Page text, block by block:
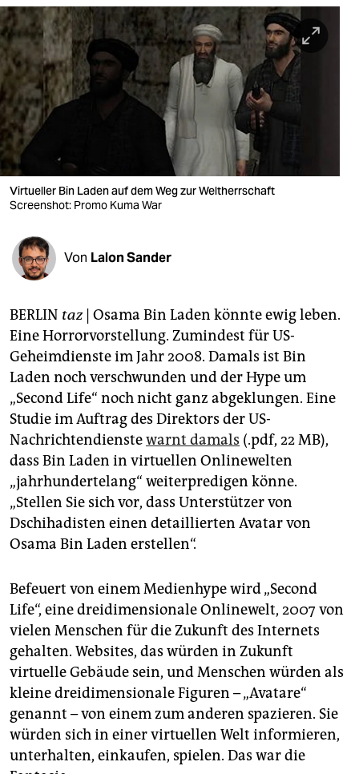
berlin
nord
wahrheit
verlag
verlag
veranstaltungen
fragen & hilfe
unterstützen
abo
genossenschaft
epaper login
Virtueller Bin Laden auf dem Weg zur Weltherrschaft
Screenshot: Promo Kuma War
Von Lalon Sander
BERLIN taz| Osama Bin Laden könnte ewig leben.
Eine Horrorvorstellung. Zumindest für US-
Geheimdienste im Jahr 2008. Damals ist Bin
Laden noch verschwunden und der Hype um
„Second Life“ noch nicht ganz abgeklungen. Eine
Studie im Auftrag des Direktors der US-
Nachrichtendienstewarnt damals (.pdf, 22 MB),
dass Bin Laden in virtuellen Onlinewelten
„jahrhundertelang“ weiterpredigen könne.
„Stellen Sie sich vor, dass Unterstützer von
Dschihadisten einen detaillierten Avatar von
Osama Bin Laden erstellen“.
Befeuert von einem Medienhype wird „Second
Life“, eine dreidimensionale Onlinewelt, 2007 von
vielen Menschen für die Zukunft des Internets
gehalten. Websites, das würden in Zukunft
virtuelle Gebäude sein, und Menschen würden als
kleine dreidimensionale Figuren – „Avatare“
genannt – von einem zum anderen spazieren. Sie
würden sich in einer virtuellen Welt informieren,
unterhalten, einkaufen, spielen. Das war die